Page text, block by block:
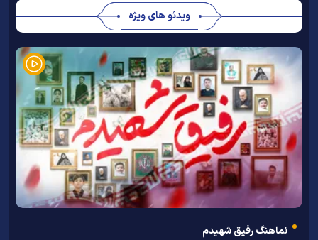
ویدئو های ویژه
نماهنگ رفیق شهیدم